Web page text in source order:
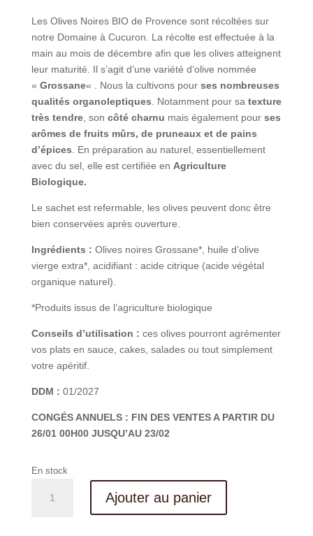
Les Olives Noires BIO de Provence sont récoltées sur
notre Domaine à Cucuron. La récolte est effectuée à la
main au mois de décembre afin que les olives atteignent
leur maturité. Il s’agit d’une variété d’olive nommée
« Grossane« . Nous la cultivons pourses nombreuses
qualités organoleptiques . Notamment pour sa texture
très tendre, son côté charnu mais également pour ses
arômes de fruits mûrs, de pruneaux et de pains
d’épices . En préparation au naturel, essentiellement
avec du sel, elle est certifiée en Agriculture
Biologique.
Le sachet est refermable, les olives peuvent donc être
bien conservées après ouverture.
Ingrédients : Olives noires Grossane*, huile d’olive
vierge extra*, acidifiant : acide citrique (acide végétal
organique naturel).
*Produits issus de l’agriculture biologique
Conseils d’utilisation : ces olives pourront agrémenter
vos plats en sauce, cakes, salades ou tout simplement
votre apéritif.
DDM : 01/2027
CONGÉS ANNUELS : FIN DES VENTES A PARTIR DU
26/01 00H00 JUSQU’AU 23/02
En stock
Ajouter au panier